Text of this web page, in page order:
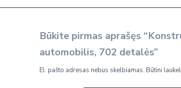
Būkite pirmas aprašęs
automobilis, 702 detalės”
El. pašto adresas nebus skelbiamas. Būtini